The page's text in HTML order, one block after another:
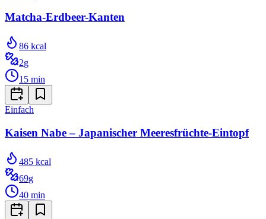
Matcha-Erdbeer-Kanten
86 kcal
2g
15 min
Einfach
Kaisen Nabe – Japanischer Meeresfrüchte-Eintopf
485 kcal
69g
40 min